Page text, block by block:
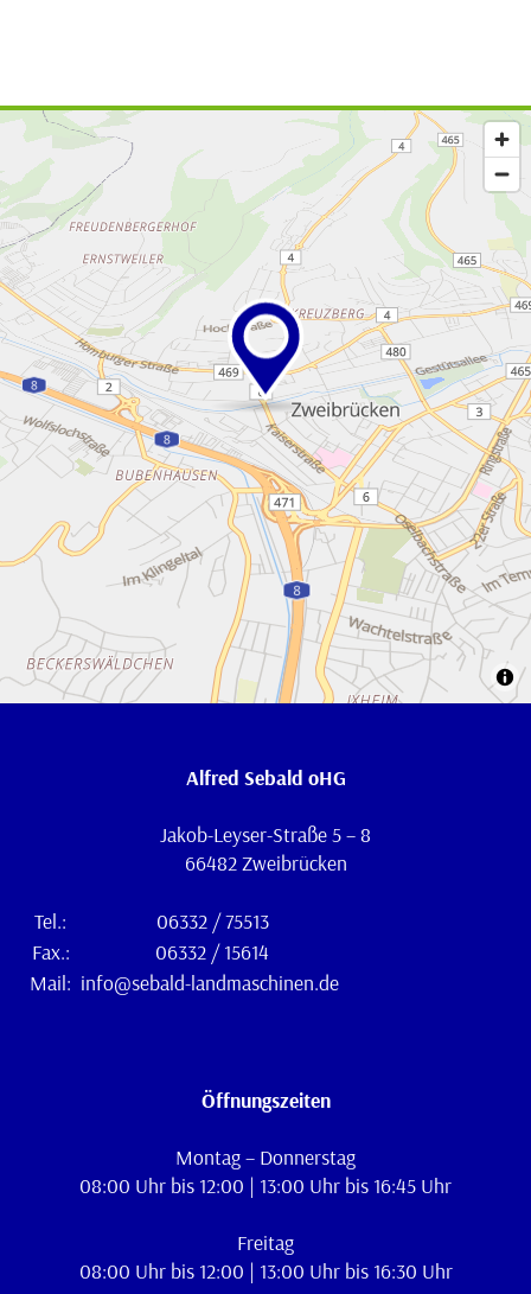
Alfred Sebald oHG
Jakob-Leyser-Straße 5 – 8
66482 Zweibrücken
Tel.:
06332 / 75513
Fax.:
06332 / 15614
Mail: info@sebald-landmaschinen.de
Öffnungszeiten
Montag – Donnerstag
08:00 Uhr bis 12:00 | 13:00 Uhr bis 16:45 Uhr
Freitag
08:00 Uhr bis 12:00 | 13:00 Uhr bis 16:30 Uhr